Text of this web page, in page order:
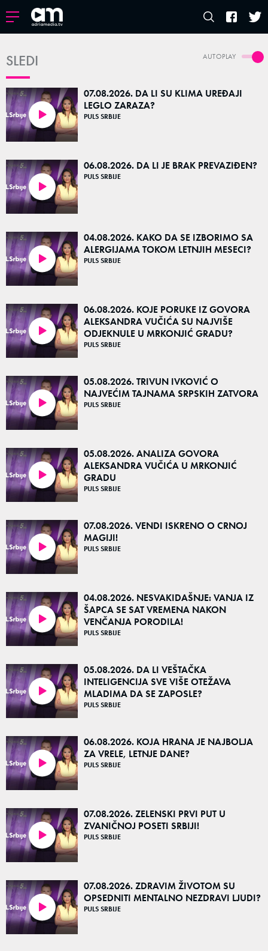
AUTOPLAY
SLEDI
07.08.2026. DA LI SU KLIMA UREĐAJI
LEGLO ZARAZA?
PULS SRBIJE
06.08.2026. DA LI JE BRAK PREVAZIĐEN?
PULS SRBIJE
04.08.2026. KAKO DA SE IZBORIMO SA
ALERGIJAMA TOKOM LETNJIH MESECI?
PULS SRBIJE
06.08.2026. KOJE PORUKE IZ GOVORA
ALEKSANDRA VUČIĆA SU NAJVIŠE
ODJEKNULE U MRKONJIĆ GRADU?
PULS SRBIJE
05.08.2026. TRIVUN IVKOVIĆ O
NAJVEĆIM TAJNAMA SRPSKIH ZATVORA
PULS SRBIJE
05.08.2026. ANALIZA GOVORA
ALEKSANDRA VUČIĆA U MRKONJIĆ
GRADU
PULS SRBIJE
07.08.2026. VENDI ISKRENO O CRNOJ
MAGIJI!
PULS SRBIJE
04.08.2026. NESVAKIDAŠNJE: VANJA IZ
ŠAPCA SE SAT VREMENA NAKON
VENČANJA PORODILA!
PULS SRBIJE
05.08.2026. DA LI VEŠTAČKA
INTELIGENCIJA SVE VIŠE OTEŽAVA
MLADIMA DA SE ZAPOSLE?
PULS SRBIJE
06.08.2026. KOJA HRANA JE NAJBOLJA
ZA VRELE, LETNJE DANE?
PULS SRBIJE
07.08.2026. ZELENSKI PRVI PUT U
ZVANIČNOJ POSETI SRBIJI!
PULS SRBIJE
07.08.2026. ZDRAVIM ŽIVOTOM SU
OPSEDNITI MENTALNO NEZDRAVI LJUDI?
PULS SRBIJE